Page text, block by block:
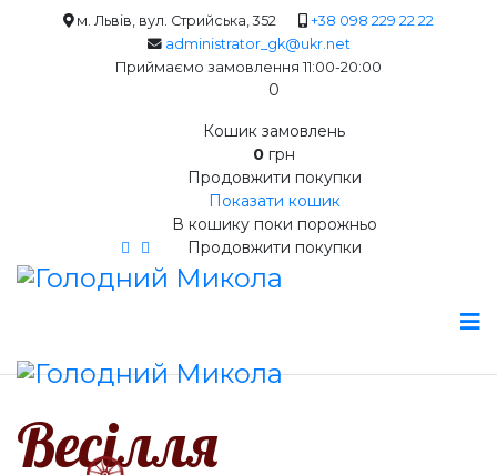
м. Львів, вул. Стрийська, 352
+38 098 229 22 22
administrator_gk@ukr.net
Приймаємо замовлення 11:00-20:00
0
Кошик замовлень
0 грн
Продовжити покупки
Показати кошик
В кошику поки порожньо
Продовжити покупки
Весілля